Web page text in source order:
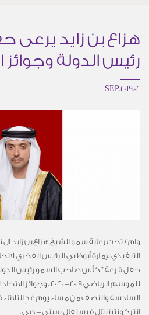
هزاع بن زايد
رئيس الدولة وجوائز
02.SEP.2019
وام / تحت رعاية سمو الشيخ هزاع بن زايد
التنفيذي لإمارة أبوظبي الرئيس الفخري
حفل قرعة ” كأس صاحب السمو رئيس الدولة
السادسة والنصف من مساء يوم غدٍ
انتركونتيننتال فيستفال سيتي – دبي .